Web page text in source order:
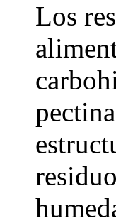
Los